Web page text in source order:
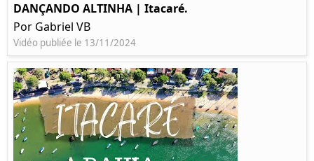
DANÇANDO ALTINHA | Itacaré.
Por Gabriel VB
Vidéo publiée le 13/11/2024